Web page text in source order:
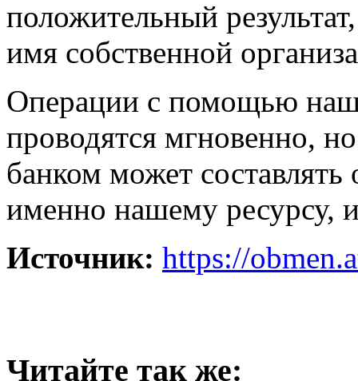
положительный
имя собственной
Операции с помощью
проводятся мгновенно,
банком может
именно нашему ресурсу,
Источник: https://
Читайте так же: